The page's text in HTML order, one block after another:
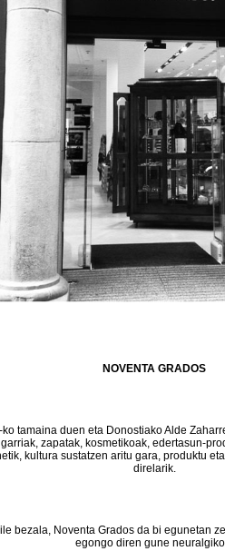
NOVENTA GRADOS
tamaina duen eta Donostiako Alde
zapatak, kosmetikoak, edertasun-
kultura sustatzen aritu gara, produktu
direlarik.
bezala, Noventa Grados da bi egunetan
egongo diren gune